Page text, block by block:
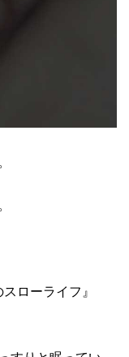
ローライフ‪』